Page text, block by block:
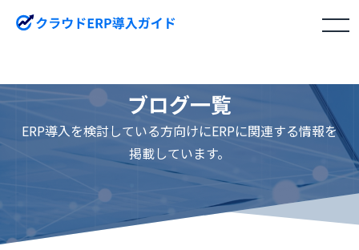
toggle
ブログ一覧
ERP導入を検討している方向けにERPに関連する情報を
掲載しています。